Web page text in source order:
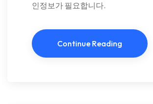
인정보가 필요합니다.
Continue Reading